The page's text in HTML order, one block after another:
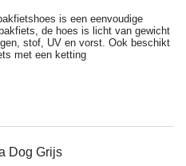
is een eenvoudige
de hoes is licht van gewicht
stof, UV en vorst. Ook beschikt
met een ketting
Dog Grijs